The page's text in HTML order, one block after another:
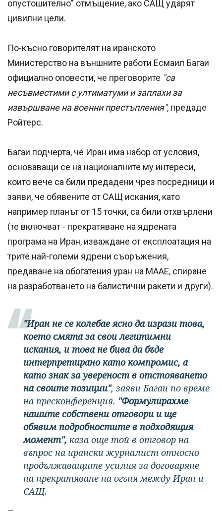
опустошително" отмъщение, ако САЩ ударят
цивилни цели.
По-късно говорителят на иранското
Министерство на външните работи Есмаил Багаи
официално оповести, че преговорите "са
несъвместими с ултиматуми и заплахи за
извършване на военни престъпления", предаде
Ройтерс.
Багаи подчерта, че Иран има набор от условия,
основаващи се на националните му интереси,
които вече са били предадени чрез посредници и
заяви, че обявените от САЩ искания, като
например планът от 15 точки, са били отхвърлени
(те включват - прекратяване на ядрената
програма на Иран, изваждане от експлоатация на
трите най-големи ядрени съоръжения,
предаване на обогатения уран на МААЕ, спиране
на разработването на балистични ракети и други).
"Иран не се колебае ясно да изрази това,
което смята за свои легитимни
искания, и това не бива да бъде
интерпретирано като компромис, а
като знак за увереност в отстояването
на своите позиции", заяви Багаи по време
на пресконференция. "Формулирахме
нашите собствени отговори и ще
обявим подробностите в подходящия
момент", каза още той в отговор на
въпрос на ирански журналист относно
продължаващите усилия за договаряне
на прекратяване на огъня между Иран и
САЩ.